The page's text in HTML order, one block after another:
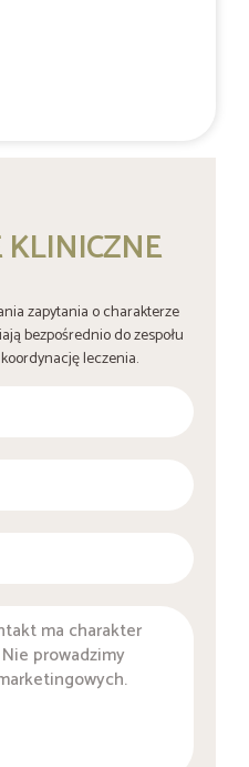
zapytania o charakterze
bezpośrednio do zespołu
leczenia.